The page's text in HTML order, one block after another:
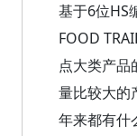
基于6位HS
FOOD
点大类产品
量比较大的
年来都有什